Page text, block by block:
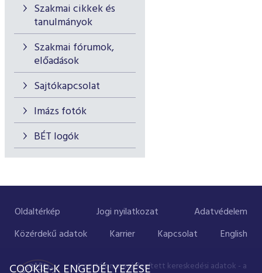
Szakmai cikkek és
tanulmányok
Szakmai fórumok,
előadások
Sajtókapcsolat
Imázs fotók
BÉT logók
Oldaltérkép Jogi nyilatkozat
Adatvédelem
Közérdekű adatok
Karrier Kapcsolat English
A portálon megjelenített kereskedési adatok - a